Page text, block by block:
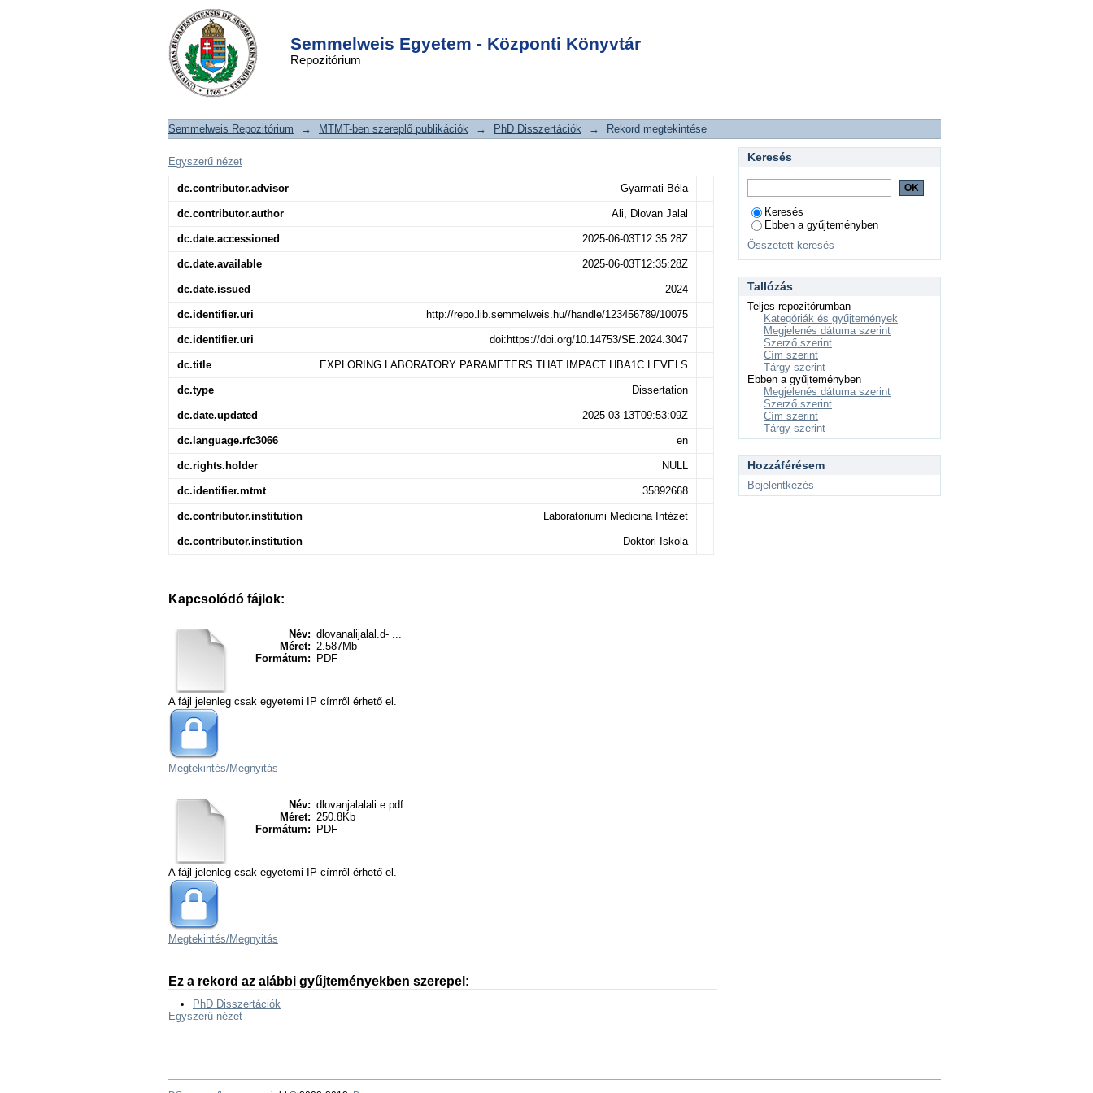
Semmelweis Egyetem - Központi Könyvtár
Repozitórium
EXPLORING LABORATORY
PARAMETERS THAT IMPACT HBA1C
LEVELS
DSpace/Manakin Repository
Semmelweis Repozitórium → MTMT-ben szereplő publikációk → PhD Disszertációk → Rekord megtekintése
Egyszerű nézet
dc.contributor.advisor Gyarmati Béla
dc.contributor.author Ali, Dlovan Jalal
dc.date.accessioned 2025-06-03T12:35:28Z
dc.date.available 2025-06-03T12:35:28Z
dc.date.issued 2024
dc.identifier.uri http://repo.lib.semmelweis.hu//handle/123456789/10075
dc.identifier.uri doi:https://doi.org/10.14753/SE.2024.3047
dc.title EXPLORING LABORATORY PARAMETERS THAT IMPACT HBA1C LEVELS
dc.type Dissertation
dc.date.updated 2025-03-13T09:53:09Z
dc.language.rfc3066 en
dc.rights.holder NULL
dc.identifier.mtmt 35892668
dc.contributor.institution Laboratóriumi Medicina Intézet
dc.contributor.institution Doktori Iskola
Kapcsolódó fájlok:
Név: dlovanalijalal.d- ...
Méret: 2.587Mb
Formátum:
PDF
A fájl jelenleg csak egyetemi IP címről érhető el.
Megtekintés/Megnyitás
Név: dlovanjalalali.e.pdf
Méret: 250.8Kb
Formátum:
PDF
A fájl jelenleg csak egyetemi IP címről érhető el.
Megtekintés/Megnyitás
Ez a rekord az alábbi gyűjteményekben szerepel:
PhD Disszertációk
Egyszerű nézet
Keresés
Keresés
Ebben a gyűjteményben
Összetett keresés
Tallózás
Teljes repozitórumban
Kategóriák és gyűjtemények
Megjelenés dátuma szerint
Szerző szerint
Cím szerint
Tárgy szerint
Ebben a gyűjteményben
Megjelenés dátuma szerint
Szerző szerint
Cím szerint
Tárgy szerint
Hozzáférésem
Bejelentkezés